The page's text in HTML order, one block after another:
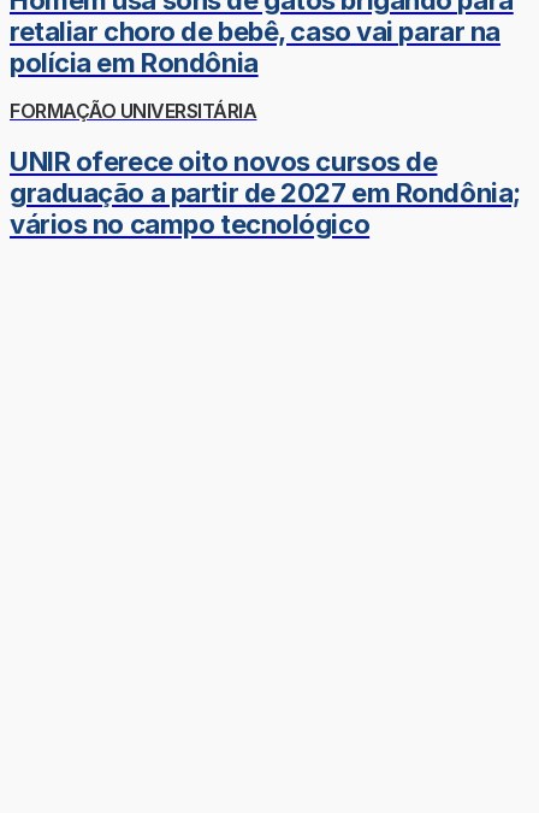
retaliar choro de bebê, caso vai parar na
polícia em Rondônia
FORMAÇÃO UNIVERSITÁRIA
UNIR oferece oito novos cursos de
graduação a partir de 2027 em Rondônia;
vários no campo tecnológico